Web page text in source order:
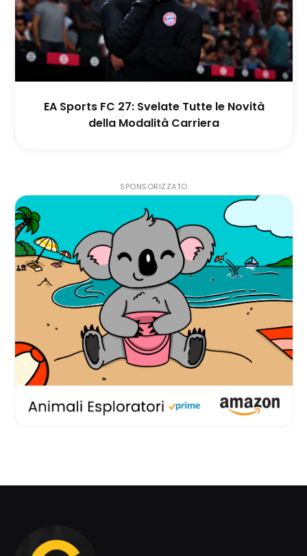
EA Sports FC 27: Svelate Tutte le Novità
della Modalità Carriera
SPONSORIZZATO